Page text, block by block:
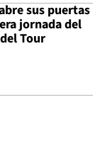
sus puertas
jornada del
Tour